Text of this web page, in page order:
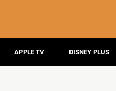
APPLE TV DISNEY PLUS